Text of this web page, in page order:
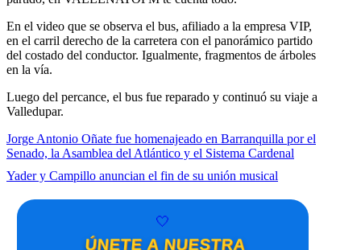
En el video que se observa el bus, afiliado a la empresa VIP,
en el carril derecho de la carretera con el panorámico partido
del costado del conductor. Igualmente, fragmentos de árboles
en la vía.
Luego del percance, el bus fue reparado y continuó su viaje a
Valledupar.
Jorge Antonio Oñate fue homenajeado en Barranquilla por el
Senado, la Asamblea del Atlántico y el Sistema Cardenal
Yader y Campillo anuncian el fin de su unión musical
🤍
ÚNETE A NUESTRA